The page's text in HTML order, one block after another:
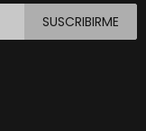
SUSCRIBIRME